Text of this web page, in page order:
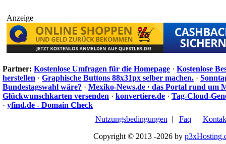
Anzeige
Partner: Kostenlose Umfragen für die Homepage · Kostenlose
herstellen · Graphische Buttons 88x31px selber machen. ·
Bundestagswahl wäre? · Mexiko-News.de · das Portal rund um
Glückwunschkarten versenden · konvertiere.de · Tag-Cloud-
· yfind.de - Domain Check
Nutzungsbedingungen | Faq |
Copyright © 2013 -2026 by